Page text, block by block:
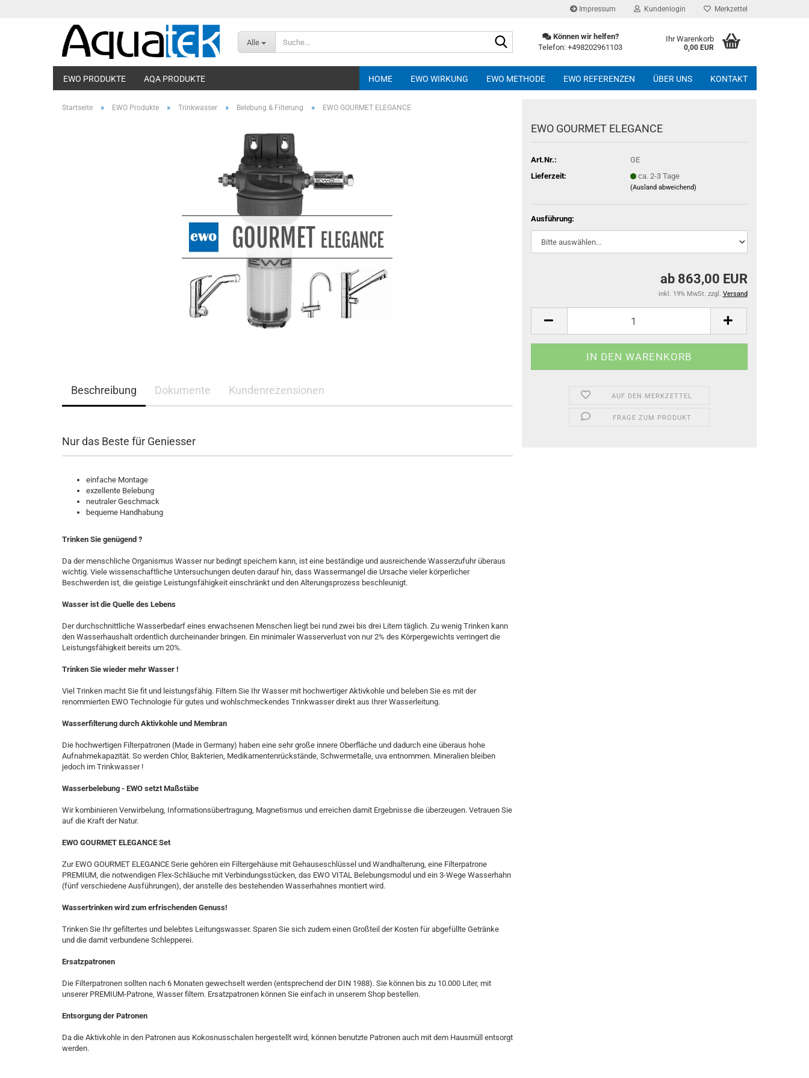
Impressum Kundenlogin Merkzettel
Alle
Können wir helfen?
Telefon: +498202961103
Ihr Warenkorb
0,00 EUR
EWO PRODUKTE AQA PRODUKTE HOME EWO WIRKUNG EWO METHODE EWO REFERENZEN ÜBER UNS KONTAKT
Startseite » EWO Produkte » Trinkwasser » Belebung & Filterung » EWO GOURMET ELEGANCE
EWO GOURMET ELEGANCE
Art.Nr.:
GE
Lieferzeit:
ca. 2-3 Tage
(Ausland abweichend)
Ausführung:
ab 863,00 EUR
inkl. 19% MwSt. zzgl. Versand
AUF DEN MERKZETTEL
FRAGE ZUM PRODUKT
Beschreibung Dokumente Kundenrezensionen
Nur das Beste für Geniesser
einfache Montage
exzellente Belebung
neutraler Geschmack
bequeme Handhabung
Trinken Sie genügend ?
Da der menschliche Organismus Wasser nur bedingt speichern kann, ist eine beständige und ausreichende Wasserzufuhr überaus
wichtig. Viele wissenschaftliche Untersuchungen deuten darauf hin, dass Wassermangel die Ursache vieler körperlicher
Beschwerden ist, die geistige Leistungsfähigkeit einschränkt und den Alterungsprozess beschleunigt.
Wasser ist die Quelle des Lebens
Der durchschnittliche Wasserbedarf eines erwachsenen Menschen liegt bei rund zwei bis drei Litern täglich. Zu wenig Trinken kann
den Wasserhaushalt ordentlich durcheinander bringen. Ein minimaler Wasserverlust von nur 2% des Körpergewichts verringert die
Leistungsfähigkeit bereits um 20%.
Trinken Sie wieder mehr Wasser !
Viel Trinken macht Sie fit und leistungsfähig. Filtern Sie Ihr Wasser mit hochwertiger Aktivkohle und beleben Sie es mit der
renommierten EWO Technologie für gutes und wohlschmeckendes Trinkwasser direkt aus Ihrer Wasserleitung.
Wasserfilterung durch Aktivkohle und Membran
Die hochwertigen Filterpatronen (Made in Germany) haben eine sehr große innere Oberfläche und dadurch eine überaus hohe
Aufnahmekapazität. So werden Chlor, Bakterien, Medikamentenrückstände, Schwermetalle, uva entnommen. Mineralien bleiben
jedoch im Trinkwasser !
Wasserbelebung - EWO setzt Maßstäbe
Wir kombinieren Verwirbelung, Informationsübertragung, Magnetismus und erreichen damit Ergebnisse die überzeugen. Vetrauen Sie
auf die Kraft der Natur.
EWO GOURMET ELEGANCE Set
Zur EWO GOURMET ELEGANCE Serie gehören ein Filtergehäuse mit Gehauseschlüssel und Wandhalterung, eine Filterpatrone
PREMIUM, die notwendigen Flex-Schläuche mit Verbindungsstücken, das EWO VITAL Belebungsmodul und ein 3-Wege Wasserhahn
(fünf verschiedene Ausführungen), der anstelle des bestehenden Wasserhahnes montiert wird.
Wassertrinken wird zum erfrischenden Genuss!
Trinken Sie Ihr gefiltertes und belebtes Leitungswasser. Sparen Sie sich zudem einen Großteil der Kosten für abgefüllte Getränke
und die damit verbundene Schlepperei.
Ersatzpatronen
Die Filterpatronen sollten nach 6 Monaten gewechselt werden (entsprechend der DIN 1988). Sie können bis zu 10.000 Liter, mit
unserer PREMIUM-Patrone, Wasser filtern. Ersatzpatronen können Sie einfach in unserem Shop bestellen.
Entsorgung der Patronen
Da die Aktivkohle in den Patronen aus Kokosnusschalen hergestellt wird, können benutzte Patronen auch mit dem Hausmüll entsorgt
werden.